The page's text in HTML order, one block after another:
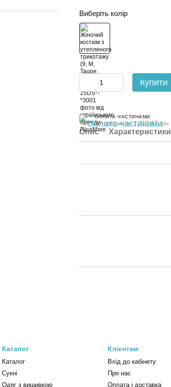
Виберіть колір
Купити
ОПЛАТА ЧАСТИНАМИ
3 платежі по 1 216.67 грн
Опис Характеристики
Каталог
Каталог
Сукні
Одяг з вишивкою
Клієнтам
Вхід до кабінету
Про нас
Оплата і доставка